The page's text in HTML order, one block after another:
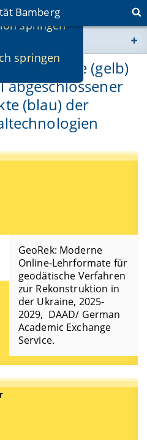
springen
springen
Bamberg
(gelb)
abgeschlossener
(blau) der
GeoRek: Moderne
Online-Lehrformate für
geodätische Verfahren
zur Rekonstruktion in
der Ukraine, 2025-
2029, DAAD/ German
Academic Exchange
Service.